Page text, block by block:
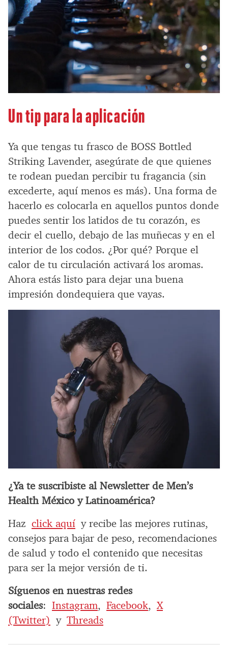
Un tip para la aplicación
Ya que tengas tu frasco de BOSS Bottled
Striking Lavender, asegúrate de que quienes
te rodean puedan percibir tu fragancia (sin
excederte, aquí menos es más). Una forma de
hacerlo es colocarla en aquellos puntos donde
puedes sentir los latidos de tu corazón, es
decir el cuello, debajo de las muñecas y en el
interior de los codos. ¿Por qué? Porque el
calor de tu circulación activará los aromas.
Ahora estás listo para dejar una buena
impresión dondequiera que vayas.
¿Ya te suscribiste al Newsletter de Men’s
Health México y Latinoamérica?
Haz click aquí y recibe las mejores rutinas,
consejos para bajar de peso, recomendaciones
de salud y todo el contenido que necesitas
para ser la mejor versión de ti.
Síguenos en nuestras redes
sociales: Instagram, Facebook,X
(Twitter) y Threads